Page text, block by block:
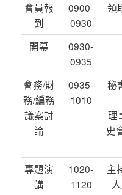
會員報
到
0900-
0930
領
開幕
0930-
0935
會務/財
務/編務
議案討
論
0935-
1010
秘
理
史
專題演
講
1020-
1120
主
人